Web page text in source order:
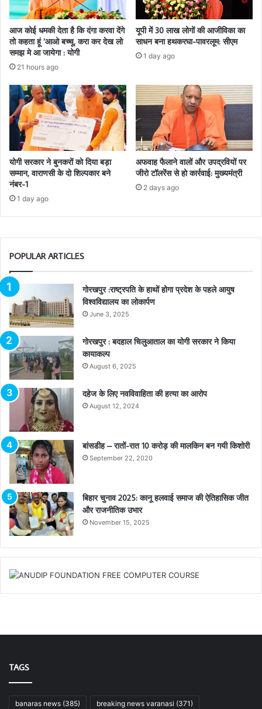
आज कोई धमकी देता है कि दंगा करवा देंगे
तो कहता हूं ‘आओ बच्चू, करा कर देख लो
समझ मे आ जायेगा : योगी
21 hours ago
यूपी में 30 लाख लोगों की आजीविका का
साधन बना हथकरघा-पावरलूम: सीएम
1 day ago
योगी सरकार ने बुनकरों को दिया बड़ा
सम्मान, वाराणसी के दो शिल्पकार बने
नंबर-1
1 day ago
अफवाह फैलाने वालों और उपद्रवियों पर
जीरो टॉलरेंस से हो कार्रवाई: मुख्यमंत्री
2 days ago
POPULAR ARTICLES
गोरखपुर :राष्ट्रपति के हाथों होगा प्रदेश के पहले आयुष
विश्वविद्यालय का लोकार्पण
June 3, 2025
गोरखपुर : बदहाल चिलुआताल का योगी सरकार ने किया
कायाकल्प
August 6, 2025
दहेज के लिए नवविवाहिता की हत्या का आरोप
August 12, 2024
बांसडीह – रातों-रात 10 करोड़ की मालकिन बन गयी किशोरी
September 22, 2020
बिहार चुनाव 2025: कानू हलवाई समाज की ऐतिहासिक जीत
और राजनीतिक उभार
November 15, 2025
TAGS
banaras news (385) breaking news varanasi (371)